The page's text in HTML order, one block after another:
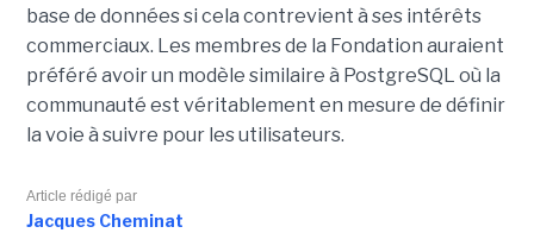
base de données si cela contrevient à ses intérêts
commerciaux. Les membres de la Fondation auraient
préféré avoir un modèle similaire à PostgreSQL où la
communauté est véritablement en mesure de définir
la voie à suivre pour les utilisateurs.
Article rédigé par
Jacques Cheminat